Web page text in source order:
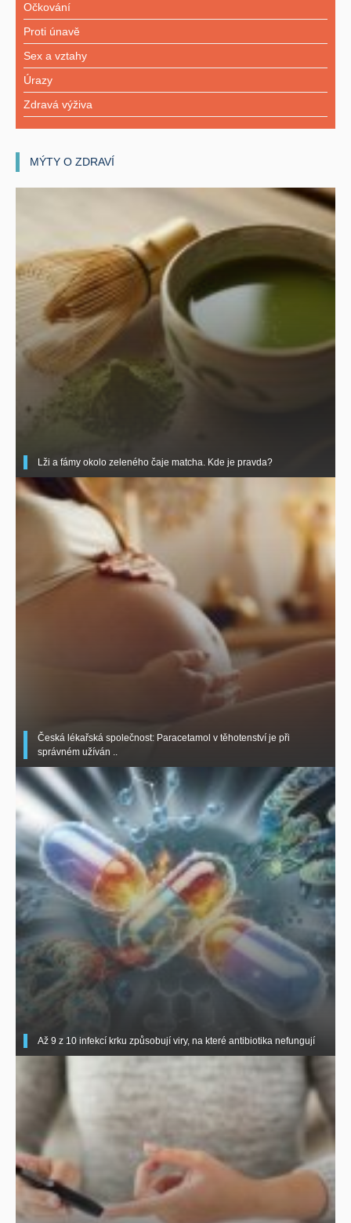
Očkování
Proti únavě
Sex a vztahy
Úrazy
Zdravá výživa
MÝTY O ZDRAVÍ
Lži a fámy okolo zeleného čaje matcha. Kde je pravda?
Česká lékařská společnost: Paracetamol v těhotenství je při
správném užíván ..
Až 9 z 10 infekcí krku způsobují viry, na které antibiotika nefungují